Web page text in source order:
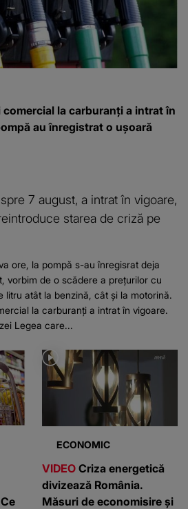
la carburanți a intrat în
au înregistrat o ușoară
7 august, a intrat în vigoare,
starea de criză pe
ore, la pompă s-au înregisrat deja
vorbim de o scădere a prețurilor cu
litru atât la benzină, cât și la motorină.
la carburanți a intrat în vigoare.
Legea care...
ECONOMIC
VIDEO Criza energetică
divizează România.
Măsuri de economisire și